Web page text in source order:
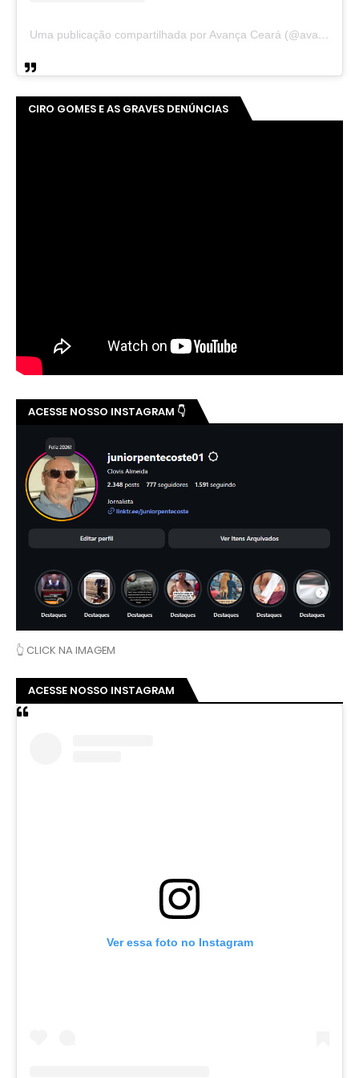
Uma publicação compartilhada por Avança Ceará (@avancaceara)
CIRO GOMES E AS GRAVES DENÚNCIAS
ACESSE NOSSO INSTAGRAM 👇
👆 CLICK NA IMAGEM
ACESSE NOSSO INSTAGRAM
Ver essa foto no Instagram